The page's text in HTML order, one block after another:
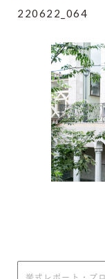
220622_064